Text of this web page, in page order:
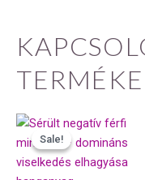
Sale!
Sale!
Original
price
was:
5990 Ft.
Current
is:
4493 Ft.